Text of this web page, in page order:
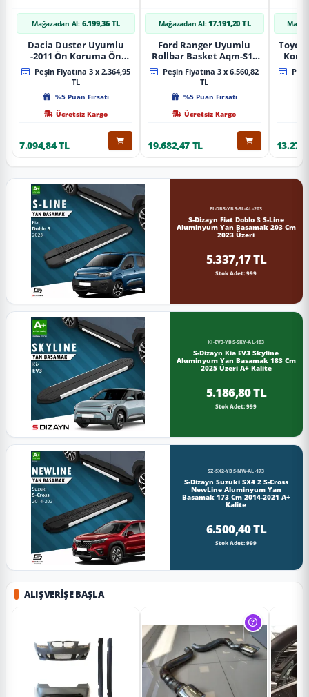
Mağazadan Al: 6.199,36 TL
Dacia Duster Uyumlu
-2011 Ön Koruma Ön
Tekli Koruma
Peşin Fiyatına 3 x 2.364,95
TL
%5 Puan Fırsatı
Ücretsiz Kargo
7.094,84 TL
Mağazadan Al: 17.191,20 TL
Ford Ranger Uyumlu
Rollbar Basket Aqm-S10
2015+ Uyumlu
Peşin Fiyatına 3 x 6.560,82
TL
%5 Puan Fırsatı
Ücretsiz Kargo
19.682,47 TL
FI-DB3-YBS-SL-AL-203
S-Dizayn Fiat Doblo 3 S-Line
Aluminyum Yan Basamak 203 Cm
2023 Üzeri
5.337,17 TL
Stok Adet: 999
KI-EV3-YBS-SKY-AL-183
S-Dizayn Kia EV3 Skyline
Aluminyum Yan Basamak 183 Cm
2025 Üzeri A+ Kalite
5.186,80 TL
Stok Adet: 999
SZ-SX2-YBS-NW-AL-173
S-Dizayn Suzuki SX4 2 S-Cross
NewLine Aluminyum Yan
Basamak 173 Cm 2014-2021 A+
Kalite
6.500,40 TL
Stok Adet: 999
ALIŞVERIŞE BAŞLA